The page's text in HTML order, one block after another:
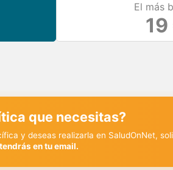
El más
19
que necesitas?
y deseas realizarla en SaludOnNet,
en tu email.